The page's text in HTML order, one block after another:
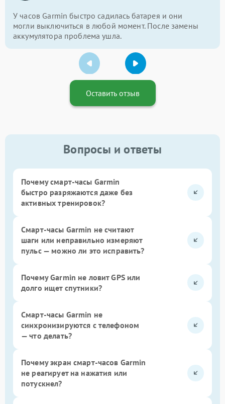
У часов Garmin быстро садилась батарея и они
могли выключиться в любой момент. После замены
аккумулятора проблема ушла.
Оставить отзыв
Вопросы и ответы
Почему смарт-часы Garmin
быстро разряжаются даже без
активных тренировок?
Смарт-часы Garmin не считают
шаги или неправильно измеряют
пульс — можно ли это исправить?
Почему Garmin не ловит GPS или
долго ищет спутники?
Смарт-часы Garmin не
синхронизируются с телефоном
— что делать?
Почему экран смарт-часов Garmin
не реагирует на нажатия или
потускнел?